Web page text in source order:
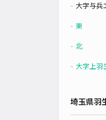
大字与兵
東
北
大字上羽
埼玉県羽